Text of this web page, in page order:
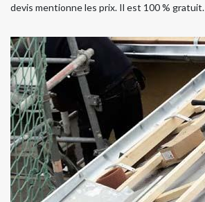
devis mentionne les prix. Il est 100 % gratuit.